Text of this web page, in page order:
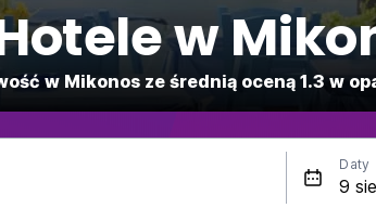
w
w Mikonos ze średnią oceną 1.3 w
Daty